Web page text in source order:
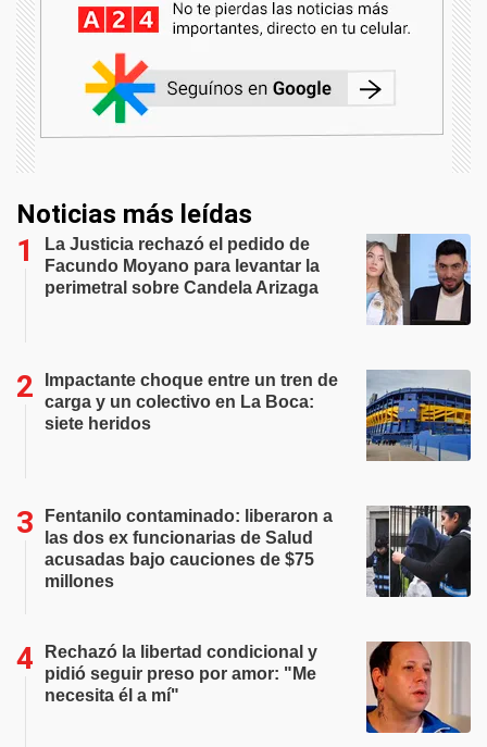
Noticias más leídas
La Justicia rechazó el pedido de
Facundo Moyano para levantar la
perimetral sobre Candela Arizaga
Impactante choque entre un tren de
carga y un colectivo en La Boca:
siete heridos
Fentanilo contaminado: liberaron a
las dos ex funcionarias de Salud
acusadas bajo cauciones de $75
millones
Rechazó la libertad condicional y
pidió seguir preso por amor: "Me
necesita él a mí"